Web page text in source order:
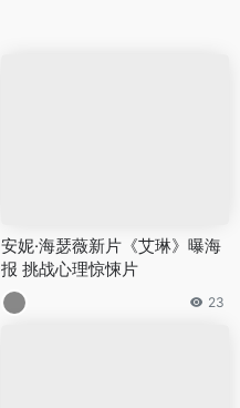
安妮·海瑟薇新片《艾琳》曝海
报 挑战心理惊悚片
23